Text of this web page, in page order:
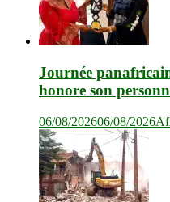
Journée
honore son
06/08/202606/08/2026